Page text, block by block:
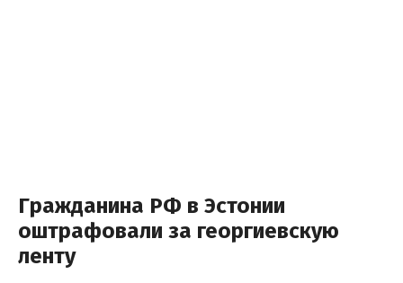
Гражданина РФ в Эстонии
оштрафовали за георгиевскую
ленту